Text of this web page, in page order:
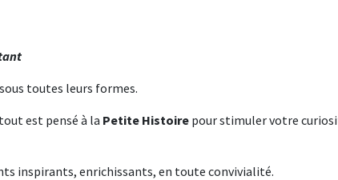
toutes leurs formes.
est pensé à la Petite Histoire pour stimuler votre
inspirants, enrichissants, en toute convivialité.